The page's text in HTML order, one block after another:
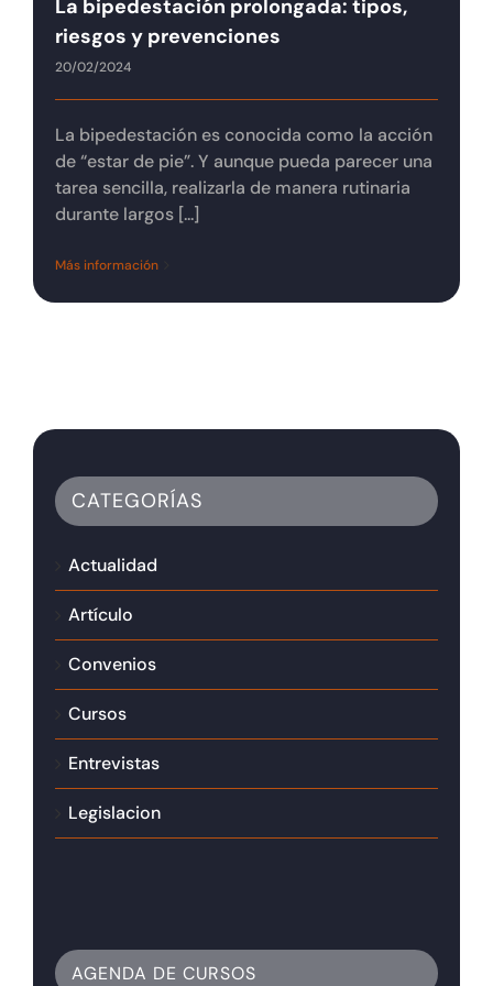
Tienda online
La bipedestación prolongada: tipos,
riesgos y prevenciones
20/02/2024
La bipedestación es conocida como la acción
de “estar de pie”. Y aunque pueda parecer una
tarea sencilla, realizarla de manera rutinaria
durante largos [...]
Más información
CATEGORÍAS
Actualidad
Artículo
Convenios
Cursos
Entrevistas
Legislacion
AGENDA DE CURSOS